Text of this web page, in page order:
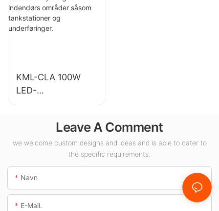
andre indendørs
belysningsapplikati
KML-CLA 100W
LED-
baldakinbelysning
områder såsom
tankstationer og
underføringer.
Leave A Comment
we welcome custom designs and ideas and is able to cater to
the specific requirements.
Navn
E-Mail.